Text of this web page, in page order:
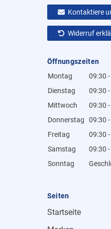
Kontaktiere
Widerruf
Öffnungszeiten
Montag
09:30
Dienstag
09:30
Mittwoch
09:30
Donnerstag
09:30
Freitag
09:30
Samstag
09:30
Sonntag
Seiten
Startseite